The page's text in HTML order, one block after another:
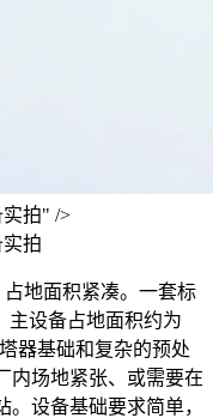
拍" />
拍
地面积紧凑。一套标
主设备占地面积约为
器基础和复杂的预处
内场地紧张、或需要在
设备基础要求简单，